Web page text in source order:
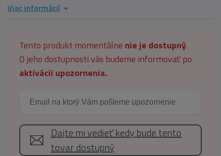
Viac informácií
Tento produkt momentálne nie je dostupný.
O jeho dostupnosti vás budeme informovať po
aktivácii upozornenia.
Dajte mi vedieť kedy bude tento
tovar dostupný